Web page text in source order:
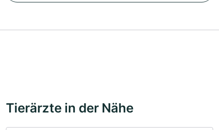
Tierärzte in der Nähe